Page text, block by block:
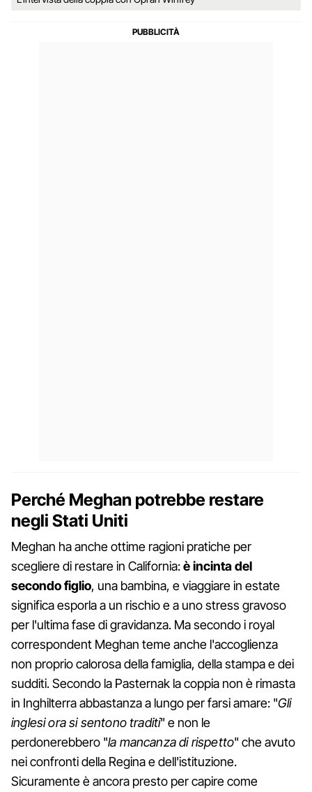
Perché Meghan potrebbe restare
negli Stati Uniti
Meghan ha anche ottime ragioni pratiche per
scegliere di restare in California:è incinta del
secondo figlio, una bambina, e viaggiare in estate
significa esporla a un rischio e a uno stress gravoso
per l'ultima fase di gravidanza. Ma secondo i royal
correspondent Meghan teme anche l'accoglienza
non proprio calorosa della famiglia, della stampa e dei
sudditi. Secondo la Pasternak la coppia non è rimasta
in Inghilterra abbastanza a lungo per farsi amare: "Gli
inglesi ora si sentono traditi" e non le
perdonerebbero "la mancanza di rispetto" che avuto
nei confronti della Regina e dell'istituzione.
Sicuramente è ancora presto per capire come